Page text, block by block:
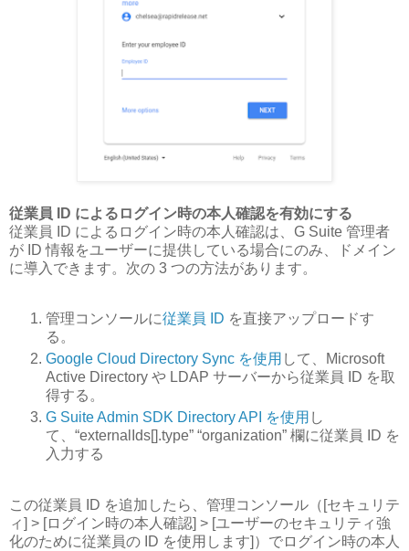
従業員 ID によるログイン時の本人確認を有効にする
従業員 ID によるログイン時の本人確認は、G Suite 管理者
が ID 情報をユーザーに提供している場合にのみ、ドメイン
に導入できます。次の 3 つの方法があります。
管理コンソールに従業員 ID を直接アップロードす
る。
Google Cloud Directory Sync を使用 して、Microsoft
Active Directory や LDAP サーバーから従業員 ID を取
得する。
G Suite Admin SDK Directory API を使用 し
て、“externalIds[].type” “organization” 欄に従業員 ID を
入力する
この従業員 ID を追加したら、管理コンソール（[セキュリテ
ィ] > [ログイン時の本人確認] > [ユーザーのセキュリティ強
化のために従業員の ID を使用します]）でログイン時の本人